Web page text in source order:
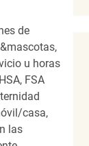
de
u horas
FSA
casa,
las